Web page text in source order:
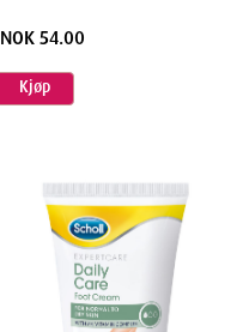
NOK 54.00
Kjøp